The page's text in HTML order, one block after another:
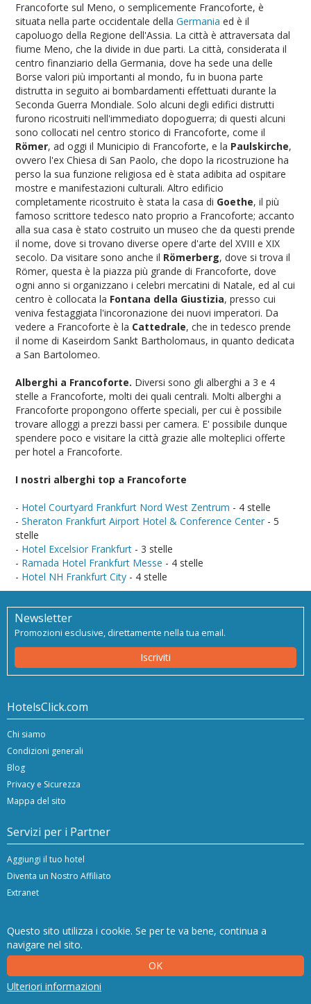
Questo sito utilizza i cookie. Se per te va bene, continua a
navigare nel sito.
OK
Ulteriori informazioni
Francoforte sul Meno, o semplicemente Francoforte, è
situata nella parte occidentale dellaGermania ed è il
capoluogo della Regione dell'Assia. La città è attraversata dal
fiume Meno, che la divide in due parti. La città, considerata il
centro finanziario della Germania, dove ha sede una delle
Borse valori più importanti al mondo, fu in buona parte
distrutta in seguito ai bombardamenti effettuati durante la
Seconda Guerra Mondiale. Solo alcuni degli edifici distrutti
furono ricostruiti nell'immediato dopoguerra; di questi alcuni
sono collocati nel centro storico di Francoforte, come il
Römer, ad oggi il Municipio di Francoforte, e la Paulskirche,
ovvero l'ex Chiesa di San Paolo, che dopo la ricostruzione ha
perso la sua funzione religiosa ed è stata adibita ad ospitare
mostre e manifestazioni culturali. Altro edificio
completamente ricostruito è stata la casa di Goethe, il più
famoso scrittore tedesco nato proprio a Francoforte; accanto
alla sua casa è stato costruito un museo che da questi prende
il nome, dove si trovano diverse opere d'arte del XVIII e XIX
secolo. Da visitare sono anche il Römerberg, dove si trova il
Römer, questa è la piazza più grande di Francoforte, dove
ogni anno si organizzano i celebri mercatini di Natale, ed al cui
centro è collocata la Fontana della Giustizia, presso cui
veniva festaggiata l'incoronazione dei nuovi imperatori. Da
vedere a Francoforte è la Cattedrale, che in tedesco prende
il nome di Kaseirdom Sankt Bartholomaus, in quanto dedicata
a San Bartolomeo.
Alberghi a Francoforte. Diversi sono gli alberghi a 3 e 4
stelle a Francoforte, molti dei quali centrali. Molti alberghi a
Francoforte propongono offerte speciali, per cui è possibile
trovare alloggi a prezzi bassi per camera. E' possibile dunque
spendere poco e visitare la città grazie alle molteplici offerte
per hotel a Francoforte.
I nostri alberghi top a Francoforte
- Hotel Courtyard Frankfurt Nord West Zentrum - 4 stelle
-Sheraton Frankfurt Airport Hotel & Conference Center - 5
stelle
- Hotel Excelsior Frankfurt - 3 stelle
- Ramada Hotel Frankfurt Messe - 4 stelle
- Hotel NH Frankfurt City - 4 stelle
Newsletter
Promozioni esclusive, direttamente nella tua email.
Iscriviti
HotelsClick.com
Chi siamo
Condizioni generali
Blog
Privacy e Sicurezza
Mappa del sito
Servizi per i Partner
Aggiungi il tuo hotel
Diventa un Nostro Affiliato
Extranet
Copyright © 2024/26 Hashnap srl. All rights reserved | P.Iva IT-04396920276
Hashnap srl - via Brunacci, 9/b - 30175 Marghera (Venice), Italy